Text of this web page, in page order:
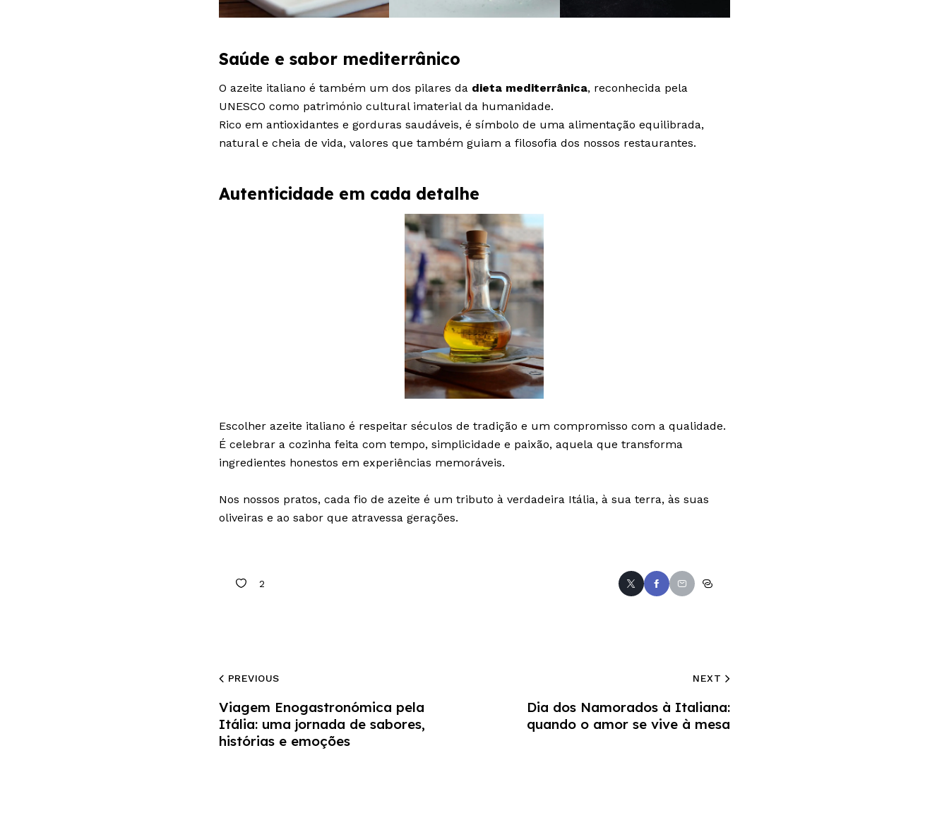
Saúde e sabor mediterrânico
O azeite italiano é também um dos pilares da dieta mediterrânica, reconhecida pela
UNESCO como património cultural imaterial da humanidade.
Rico em antioxidantes e gorduras saudáveis, é símbolo de uma alimentação equilibrada,
natural e cheia de vida, valores que também guiam a filosofia dos nossos restaurantes.
Autenticidade em cada detalhe
Escolher azeite italiano é respeitar séculos de tradição e um compromisso com a qualidade.
É celebrar a cozinha feita com tempo, simplicidade e paixão, aquela que transforma
ingredientes honestos em experiências memoráveis.
Nos nossos pratos, cada fio de azeite é um tributo à verdadeira Itália, à sua terra, às suas
oliveiras e ao sabor que atravessa gerações.
2
PREVIOUS
Viagem Enogastronómica pela
Itália: uma jornada de sabores,
histórias e emoções
NEXT
Dia dos Namorados à Italiana:
quando o amor se vive à mesa